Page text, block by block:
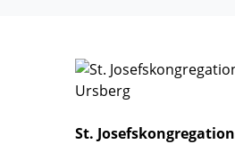
St. Josefskongregation